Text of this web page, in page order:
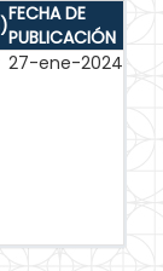
FECHA DE
PUBLICACIÓN
27-ene-2024